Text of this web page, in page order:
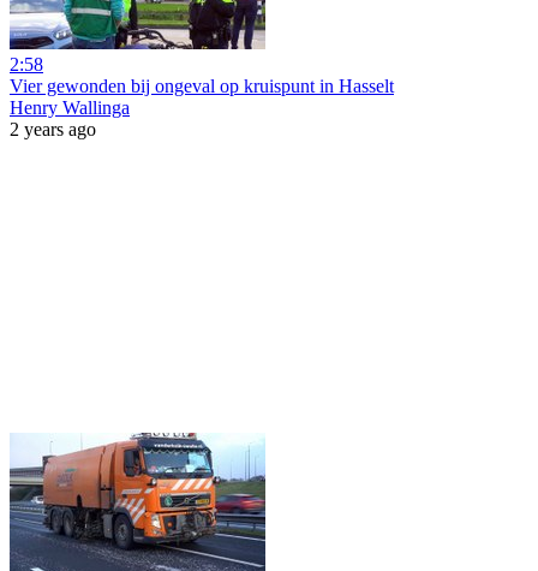
2:58
Vier gewonden bij ongeval op kruispunt in Hasselt
Henry Wallinga
2 years ago